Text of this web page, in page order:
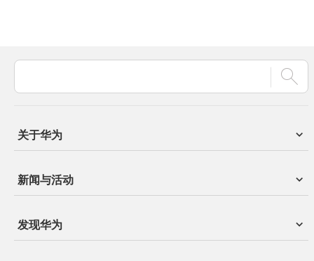
关于华为
新闻与活动
发现华为